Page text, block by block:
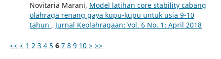
Novitaria Marani, Model latihan core stability cabang
olahraga renang gaya kupu-kupu untuk usia 9-10
tahun , Jurnal Keolahragaan: Vol. 6 No. 1: April 2018
<< < 1 2 3 4 5 6 7 8 9 10 > >>